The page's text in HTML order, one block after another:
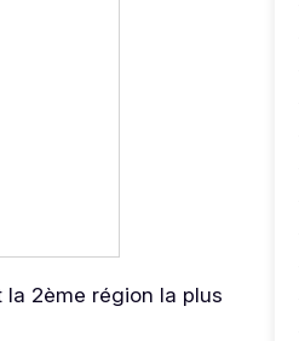
2ème région la plus